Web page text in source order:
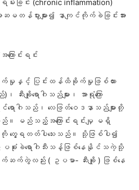
းခြင်း (chronic inflammation)
မတန်ပွားများ၍ နာကျင်ကိုက်ခဲခြင်းအား
ြောင်းရင်း
က်မှုနှင့် ပြင်းထန်ထိခိုက်မှုဖြစ်ထား
၊ ဆီးချိုရောဂါသည်များ၊ အာရုံကြော
င်ရောဂါသည်၊ လေဖြတ်ဝေဒနာသည်များတို့
မည်သည့်အကြောင်းရင်းမျှ မရှိ
ကို တွေ့ရတတ်ပါသေးသည်။ သို့ဖြစ်ပါ၍
ပခုံးခဲရောဂါသီးသန့်ဖြစ်နေနိုင်သကဲ့သို့
ောက်ဆက်တွဲလည်း ( ဥပမာ- ဆီးချို ) ဖြစ်နေ